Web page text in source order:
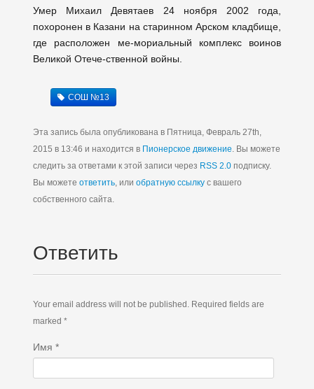
Умер Михаил Девятаев 24 ноября 2002 года,
похоронен в Казани на старинном Арском кладбище,
где расположен ме-мориальный комплекс воинов
Великой Отече-ственной войны.
СОШ №13
Эта запись была опубликована в Пятница, Февраль 27th,
2015 в 13:46 и находится в Пионерское движение. Вы можете
следить за ответами к этой записи через RSS 2.0подписку.
Вы можете ответить, или обратную ссылкус вашего
собственного сайта.
Ответить
Your email address will not be published. Required fields are
marked *
Имя *